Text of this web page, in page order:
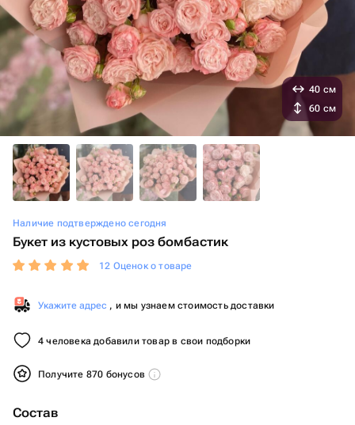
Наличие подтверждено сегодня
Букет из кустовых роз бомбастик
12 Оценок о товаре
Укажите адрес , и мы узнаем стоимость доставки
4 человека добавили товар в свои подборки
Получите 870 бонусов
Состав
40 см
60 см